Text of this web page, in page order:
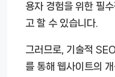
용자 경험을 위한 필
고 할 수 있습니다.
그러므로, 기술적
를 통해 웹사이트의